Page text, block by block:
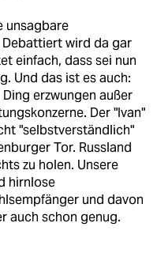
unsagbare
wird da gar
einfach, dass sei nun
Und das ist es auch:
erzwungen außer
Der "Ivan"
"selbstverständlich"
Tor. Russland
zu holen. Unsere
hirnlose
und davon
auch schon genug.